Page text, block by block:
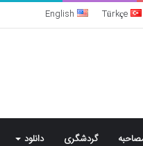
Türkçe
English
گردشگری دانلود